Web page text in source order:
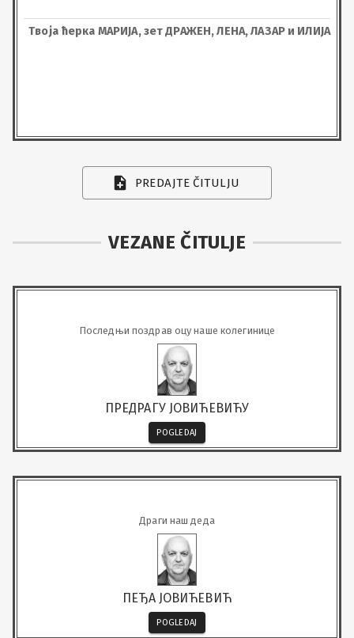
Твоја ћерка МАРИЈА, зет ДРАЖЕН, ЛЕНА, ЛАЗАР и ИЛИЈА
PREDAJTE ČITULJU
VEZANE ČITULJE
Последњи поздрав оцу наше колегинице
ПРЕДРАГУ ЈОВИЋЕВИЋУ
POGLEDAJ
Драги наш деда
ПЕЂА ЈОВИЋЕВИЋ
POGLEDAJ